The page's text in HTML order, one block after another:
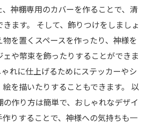
神棚専用のカバーを作ることで、清
ます。 そして、飾りつけをしましょ
物を置くスペースを作ったり、神様を
ェや幣束を飾ったりすることができま
れに仕上げるためにステッカーやシ
を描いたりすることもできます。 以
作り方は簡単で、おしゃれなデザイ
作りすることで、神様への気持ちも一